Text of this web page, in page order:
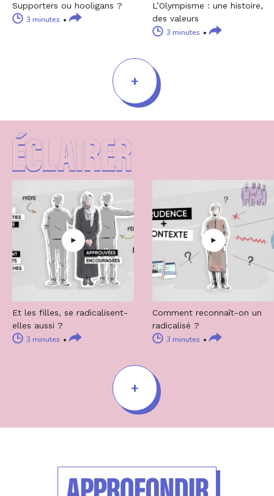
Supporters ou hooligans ?
3 minutes
L’Olympisme : une histoire,
des valeurs
3 minutes
+
Et les filles, se radicalisent-
elles aussi ?
3 minutes
Comment reconnaît-on un
radicalisé ?
3 minutes
+